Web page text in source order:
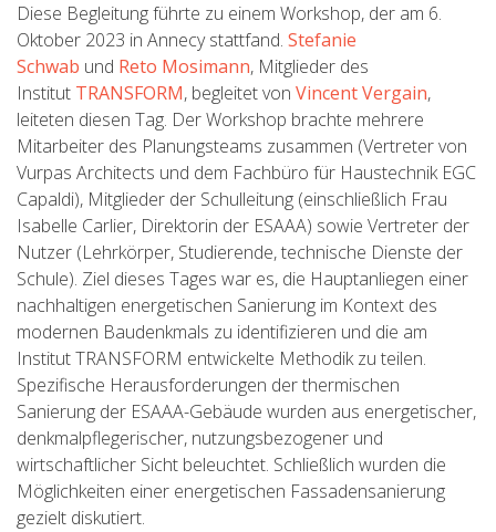
Diese Begleitung führte zu einem Workshop, der am 6.
Oktober 2023 in Annecy stattfand. Stefanie
Schwab und Reto Mosimann, Mitglieder des
Institut TRANSFORM, begleitet von Vincent Vergain,
leiteten diesen Tag. Der Workshop brachte mehrere
Mitarbeiter des Planungsteams zusammen (Vertreter von
Vurpas Architects und dem Fachbüro für Haustechnik EGC
Capaldi), Mitglieder der Schulleitung (einschließlich Frau
Isabelle Carlier, Direktorin der ESAAA) sowie Vertreter der
Nutzer (Lehrkörper, Studierende, technische Dienste der
Schule). Ziel dieses Tages war es, die Hauptanliegen einer
nachhaltigen energetischen Sanierung im Kontext des
modernen Baudenkmals zu identifizieren und die am
Institut TRANSFORM entwickelte Methodik zu teilen.
Spezifische Herausforderungen der thermischen
Sanierung der ESAAA-Gebäude wurden aus energetischer,
denkmalpflegerischer, nutzungsbezogener und
wirtschaftlicher Sicht beleuchtet. Schließlich wurden die
Möglichkeiten einer energetischen Fassadensanierung
gezielt diskutiert.